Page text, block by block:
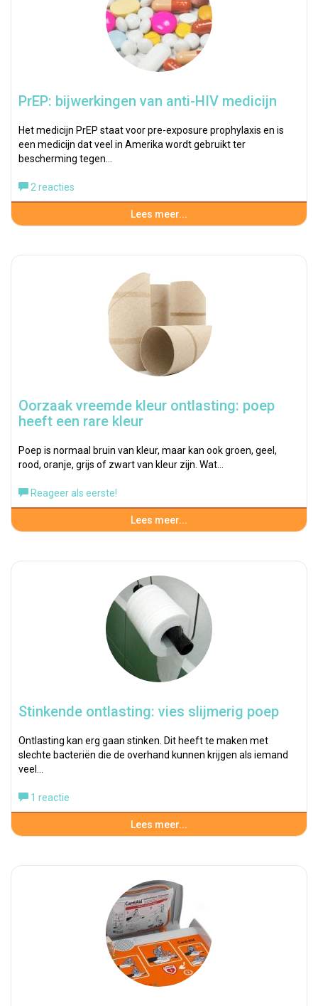
PrEP: bijwerkingen van anti-HIV medicijn
Het medicijn PrEP staat voor pre-exposure prophylaxis en is
een medicijn dat veel in Amerika wordt gebruikt ter
bescherming tegen…
2 reacties
Lees meer...
Oorzaak vreemde kleur ontlasting: poep
heeft een rare kleur
Poep is normaal bruin van kleur, maar kan ook groen, geel,
rood, oranje, grijs of zwart van kleur zijn. Wat…
Reageer als eerste!
Lees meer...
Stinkende ontlasting: vies slijmerig poep
Ontlasting kan erg gaan stinken. Dit heeft te maken met
slechte bacteriën die de overhand kunnen krijgen als iemand
veel…
1 reactie
Lees meer...